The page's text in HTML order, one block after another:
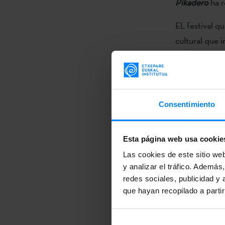
Consentimiento
Esta página web usa
Las cookies de este sitio
y analizar el tráfico.
redes sociales, publicidad y
que hayan recopilado a
EL festival
cultural que
Euskadi-
cambio, fue
Sharrock
Fundazioa
biladeJosu
El jurado
Agustí